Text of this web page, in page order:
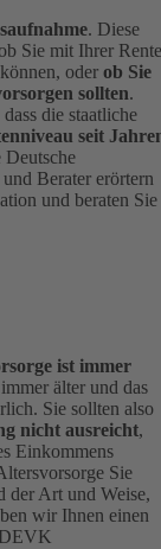
. Diese
Sie mit Ihrer Rente
oder ob Sie
sollten.
die staatliche
seit
Deutsche
Berater erörtern
und beraten Sie
ist immer
älter und das
Sie sollten also
nicht ausreicht,
Einkommens
Sie
der Art und Weise,
wir Ihnen einen